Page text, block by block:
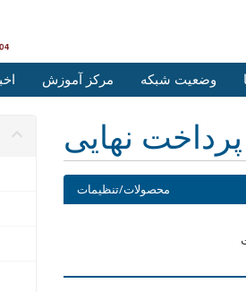
مرکز آموزش وضعیت شبکه
نهایی
محصولات/تنظیمات